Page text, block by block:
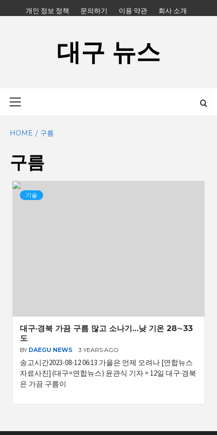
to
개인 정보 정책 문의하기 이용 약관 회사 소개
대구 뉴스
HOME 구름
구름
기술
대구·경북 가끔 구름 많고 소나기…낮 기온 28∼33
도
BY DAEGU NEWS 3 YEARS AGO
송고시간2023-08-12 06:13 가을은 언제 오려나 [연합뉴스
자료사진] (대구=연합뉴스) 윤관식 기자 = 12일 대구·경북
은 가끔 구름이